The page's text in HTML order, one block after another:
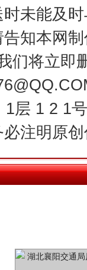
未能及
知本网
们将立即
层 1 2 1
注明原
今